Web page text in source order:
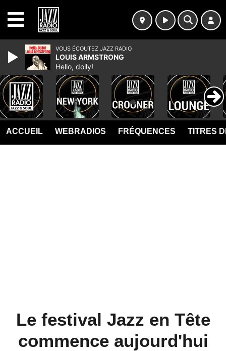
ACCUEIL WEBRADIOS FRÉQUENCES TITRES
Le festival Jazz en Tête
commence aujourd'hui
VOUS ÉCOUTEZ JAZZ RADIO
LOUIS ARMSTRONG
Hello, dolly!